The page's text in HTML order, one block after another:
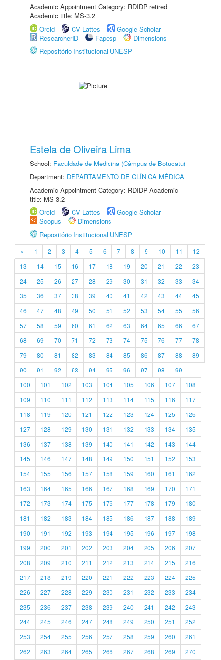
Academic Appointment Category: RDIDP retired
Academic title: MS-3.2
Orcid
CV Lattes
Google Scholar
ResearcherID
Fapesp
Dimensions
Repositório Institucional UNESP
Estela de Oliveira Lima
School: Faculdade de Medicina (Câmpus de Botucatu)
Department: DEPARTAMENTO DE CLÍNICA MÉDICA
Academic Appointment Category: RDIDP Academic
title: MS-3.2
Orcid
CV Lattes
Google Scholar
Scopus
Dimensions
Repositório Institucional UNESP
« 1 2 3 4 5 6 7 8 9 10 11
12
13
14 15 16 17 18 19 20 21 22
23
24
25 26 27 28 29 30 31 32 33
34
35
36 37 38 39 40 41 42 43 44
45
46
47 48 49 50 51 52 53 54 55
56
57
58 59 60 61 62 63 64 65 66
67
68
69 70 71 72 73 74 75 76 77
78
79
80 81 82 83 84 85 86 87 88
89
90
91 92 93 94 95 96 97 98
99
100
101 102 103 104 105 106 107
108
109
110 111 112 113 114 115 116
117
118
119 120 121 122 123 124 125
126
127
128 129 130 131 132 133 134
135
136
137 138 139 140 141 142 143
144
145
146 147 148 149 150 151 152
153
154
155 156 157 158 159 160 161
162
163
164 165 166 167 168 169 170
171
172
173 174 175 176 177 178 179
180
181
182 183 184 185 186 187 188
189
190
191 192 193 194 195 196 197
198
199
200 201 202 203 204 205 206
207
208
209 210 211 212 213 214 215
216
217
218 219 220 221 222 223 224
225
226
227 228 229 230 231 232 233
234
235
236 237 238 239 240 241 242
243
244
245 246 247 248 249 250 251
252
253
254 255 256 257 258 259 260
261
262
263 264 265 266 267 268 269 270